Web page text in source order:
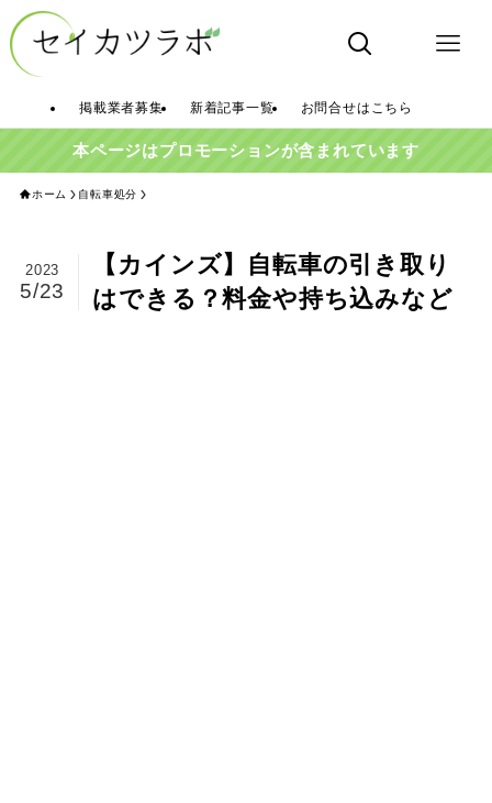
掲載業者募集 新着記事一覧 お問合せはこちら
本ページはプロモーションが含まれています
ホーム 自転車処分
【カインズ】自転車の引き取り
はできる？料金や持ち込みなど
2023
5/23